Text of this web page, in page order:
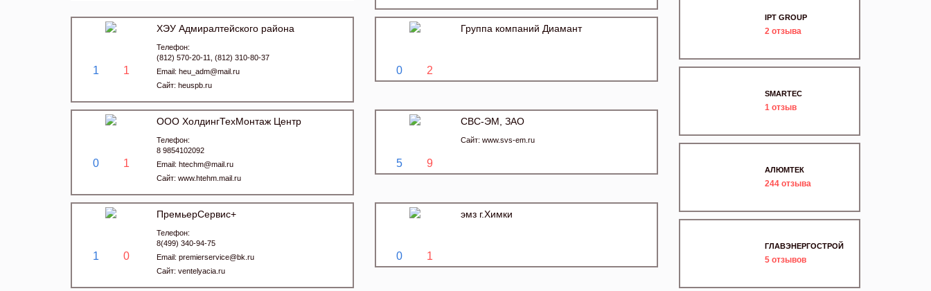
1 1
ХЭУ Адмиралтейского района
Телефон:
(812) 570-20-11, (812) 310-80-37
Email: heu_adm@mail.ru
Сайт: heuspb.ru
0 2
Группа компаний Диамант
0 1
ООО ХолдингТехМонтаж Центр
Телефон:
8 9854102092
Email: htechm@mail.ru
Сайт: www.htehm.mail.ru
5 9
СВС-ЭМ, ЗАО
Сайт: www.svs-em.ru
1 0
ПремьерСервис+
Телефон:
8(499) 340-94-75
Email: premierservice@bk.ru
Сайт: ventelyacia.ru
0 1
эмз г.Химки
IPT GROUP
2 отзыва
SMARTEC
1 отзыв
АЛЮМТЕК
244 отзыва
ГЛАВЭНЕРГОСТРОЙ
5 отзывов